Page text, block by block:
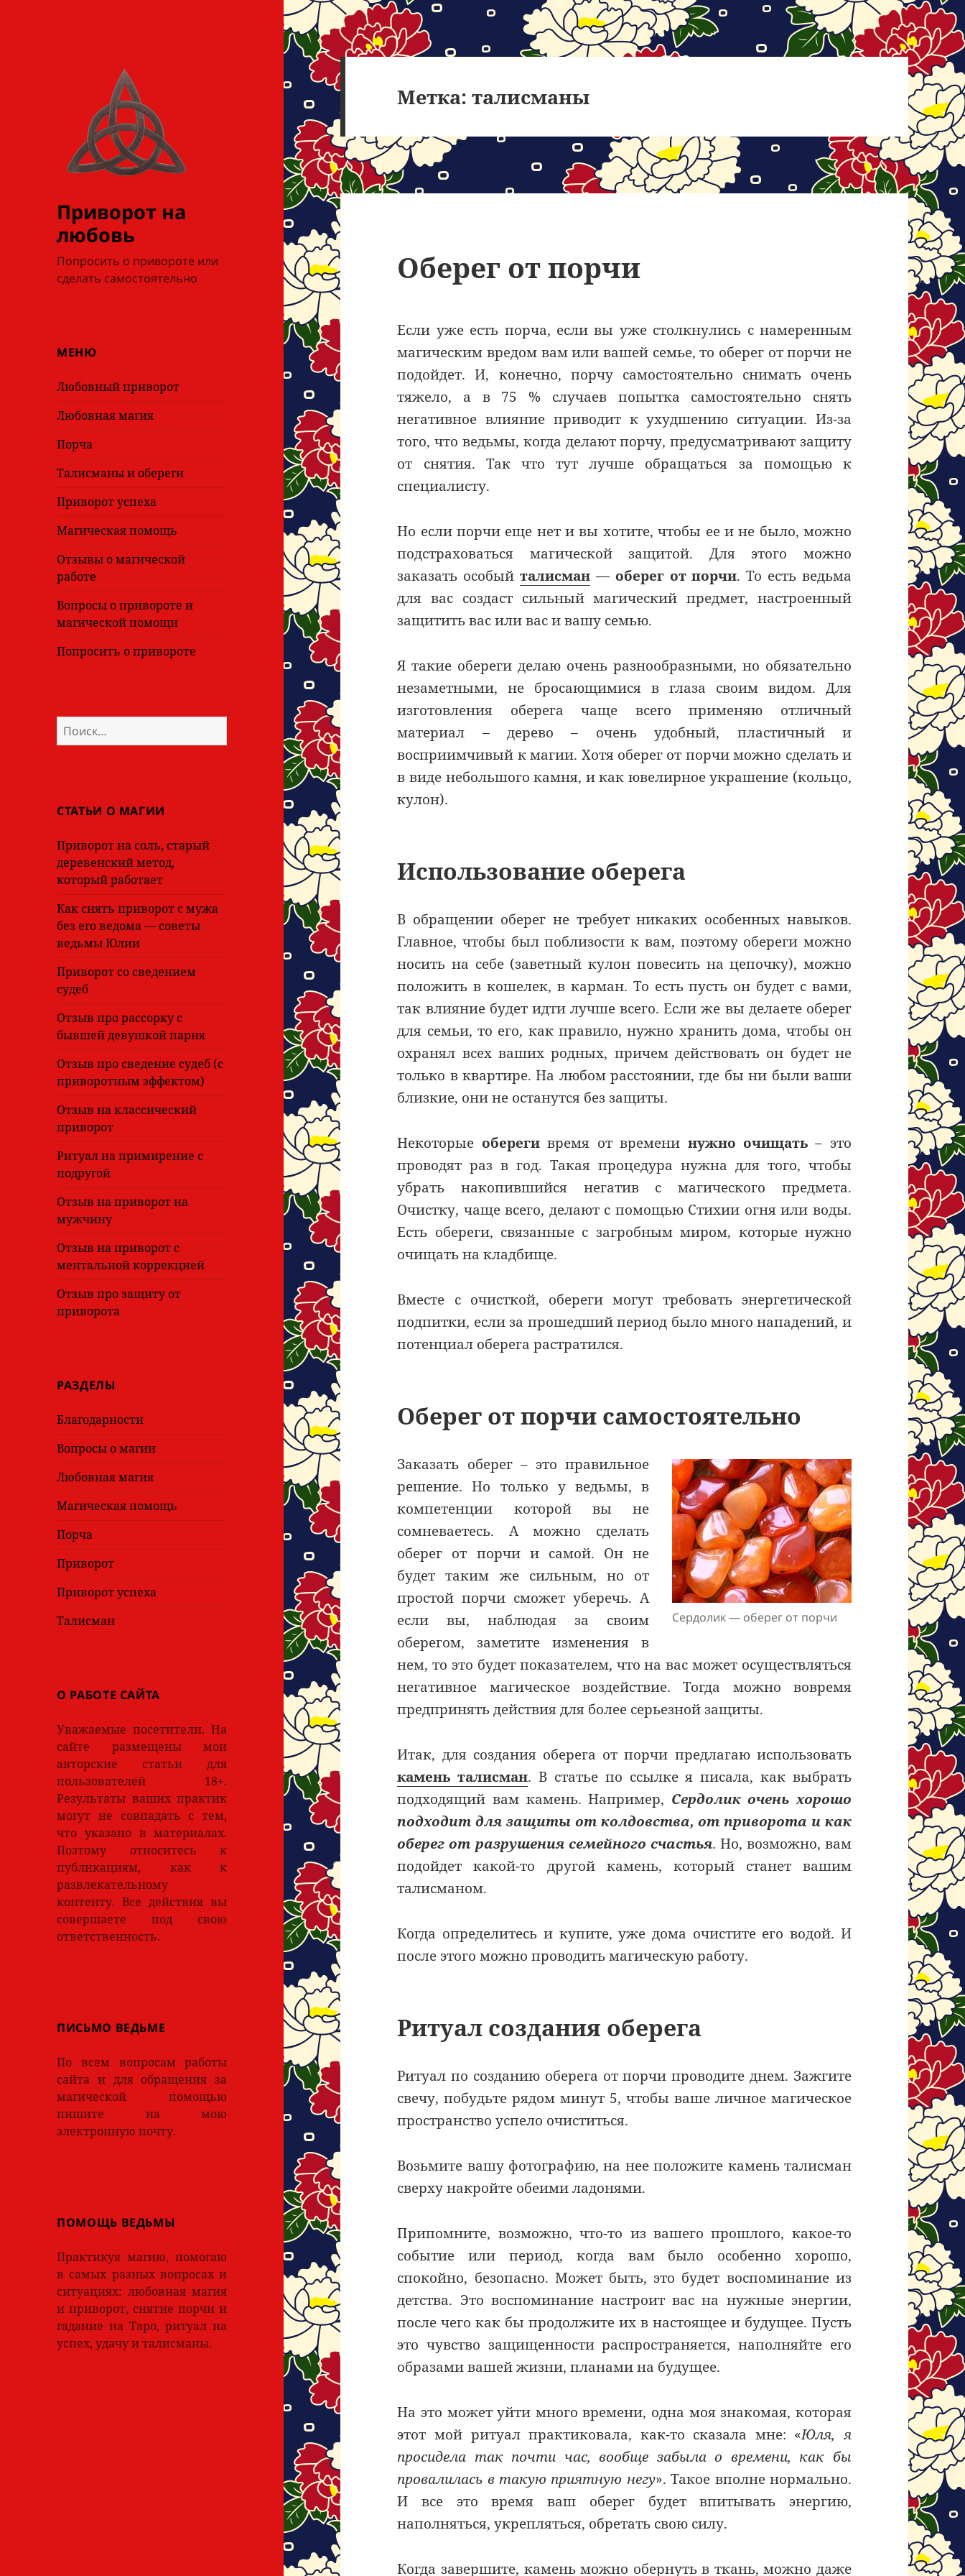
Приворот на
любовь
Попросить о привороте или
сделать самостоятельно
МЕНЮ
Любовный приворот
Любовная магия
Порча
Талисманы и обереги
Приворот успеха
Магическая помощь
Отзывы о магической
работе
Вопросы о привороте и
магической помощи
Попросить о привороте
Найти:
СТАТЬИ О МАГИИ
Приворот на соль, старый
деревенский метод,
который работает
Как снять приворот с мужа
без его ведома — советы
ведьмы Юлии
Приворот со сведением
судеб
Отзыв про рассорку с
бывшей девушкой парня
Отзыв про сведение судеб (с
приворотным эффектом)
Отзыв на классический
приворот
Ритуал на примирение с
подругой
Отзыв на приворот на
мужчину
Отзыв на приворот с
ментальной коррекцией
Отзыв про защиту от
приворота
РАЗДЕЛЫ
Благодарности
Вопросы о магии
Любовная магия
Магическая помощь
Порча
Приворот
Приворот успеха
Талисман
О РАБОТЕ САЙТА
Уважаемые посетители. На
сайте размещены мои
авторские статьи для
пользователей 18+.
Результаты ваших практик
могут не совпадать с тем,
что указано в материалах.
Поэтому относитесь к
публикациям, как к
развлекательному
контенту. Все действия вы
совершаете под свою
ответственность.
ПИСЬМО ВЕДЬМЕ
По всем вопросам работы
сайта и для обращения за
магической помощью
пишите на мою
электронную почту.
ПОМОЩЬ ВЕДЬМЫ
Практикуя магию, помогаю
в самых разных вопросах и
ситуациях: любовная магия
и приворот, снятие порчи и
гадание на Таро, ритуал на
успех, удачу и талисманы.
Метка:талисманы
Оберег от порчи
Если уже есть порча, если вы уже столкнулись с намеренным
магическим вредом вам или вашей семье, то оберег от порчи не
подойдет. И, конечно, порчу самостоятельно снимать очень
тяжело, а в 75 % случаев попытка самостоятельно снять
негативное влияние приводит к ухудшению ситуации. Из-за
того, что ведьмы, когда делают порчу, предусматривают защиту
от снятия. Так что тут лучше обращаться за помощью к
специалисту.
Но если порчи еще нет и вы хотите, чтобы ее и не было, можно
подстраховаться магической защитой. Для этого можно
заказать особыйталисман — оберег от порчи. То есть ведьма
для вас создаст сильный магический предмет, настроенный
защитить вас или вас и вашу семью.
Я такие обереги делаю очень разнообразными, но обязательно
незаметными, не бросающимися в глаза своим видом. Для
изготовления оберега чаще всего применяю отличный
материал – дерево – очень удобный, пластичный и
восприимчивый к магии. Хотя оберег от порчи можно сделать и
в виде небольшого камня, и как ювелирное украшение (кольцо,
кулон).
Использование оберега
В обращении оберег не требует никаких особенных навыков.
Главное, чтобы был поблизости к вам, поэтому обереги можно
носить на себе (заветный кулон повесить на цепочку), можно
положить в кошелек, в карман. То есть пусть он будет с вами,
так влияние будет идти лучше всего. Если же вы делаете оберег
для семьи, то его, как правило, нужно хранить дома, чтобы он
охранял всех ваших родных, причем действовать он будет не
только в квартире. На любом расстоянии, где бы ни были ваши
близкие, они не останутся без защиты.
Некоторые оберегивремя от времени нужно очищать – это
проводят раз в год. Такая процедура нужна для того, чтобы
убрать накопившийся негатив с магического предмета.
Очистку, чаще всего, делают с помощью Стихии огня или воды.
Есть обереги, связанные с загробным миром, которые нужно
очищать на кладбище.
Вместе с очисткой, обереги могут требовать энергетической
подпитки, если за прошедший период было много нападений, и
потенциал оберега растратился.
Оберег от порчи самостоятельно
Сердолик — оберег от порчи
Заказать оберег – это правильное
решение. Но только у ведьмы, в
компетенции которой вы не
сомневаетесь. А можно сделать
оберег от порчи и самой. Он не
будет таким же сильным, но от
простой порчи сможет уберечь. А
если вы, наблюдая за своим
оберегом, заметите изменения в
нем, то это будет показателем, что на вас может осуществляться
негативное магическое воздействие. Тогда можно вовремя
предпринять действия для более серьезной защиты.
Итак, для создания оберега от порчи предлагаю использовать
камень талисман. В статье по ссылке я писала, как выбрать
подходящий вам камень. Например, Сердолик очень хорошо
подходит для защиты от колдовства, от приворота и как
оберег от разрушения семейного счастья. Но, возможно, вам
подойдет какой-то другой камень, который станет вашим
талисманом.
Когда определитесь и купите, уже дома очистите его водой. И
после этого можно проводить магическую работу.
Ритуал создания оберега
Ритуал по созданию оберега от порчи проводите днем. Зажгите
свечу, побудьте рядом минут 5, чтобы ваше личное магическое
пространство успело очиститься.
Возьмите вашу фотографию, на нее положите камень талисман
сверху накройте обеими ладонями.
Припомните, возможно, что-то из вашего прошлого, какое-то
событие или период, когда вам было особенно хорошо,
спокойно, безопасно. Может быть, это будет воспоминание из
детства. Это воспоминание настроит вас на нужные энергии,
после чего как бы продолжите их в настоящее и будущее. Пусть
это чувство защищенности распространяется, наполняйте его
образами вашей жизни, планами на будущее.
На это может уйти много времени, одна моя знакомая, которая
этот мой ритуал практиковала, как-то сказала мне: «Юля, я
просидела так почти час, вообще забыла о времени, как бы
провалилась в такую приятную негу». Такое вполне нормально.
И все это время ваш оберег будет впитывать энергию,
наполняться, укрепляться, обретать свою силу.
Когда завершите, камень можно обернуть в ткань, можно даже